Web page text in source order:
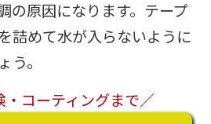
の原因になります。テープ
詰めて水が入らないように
う。
・コーティングまで／